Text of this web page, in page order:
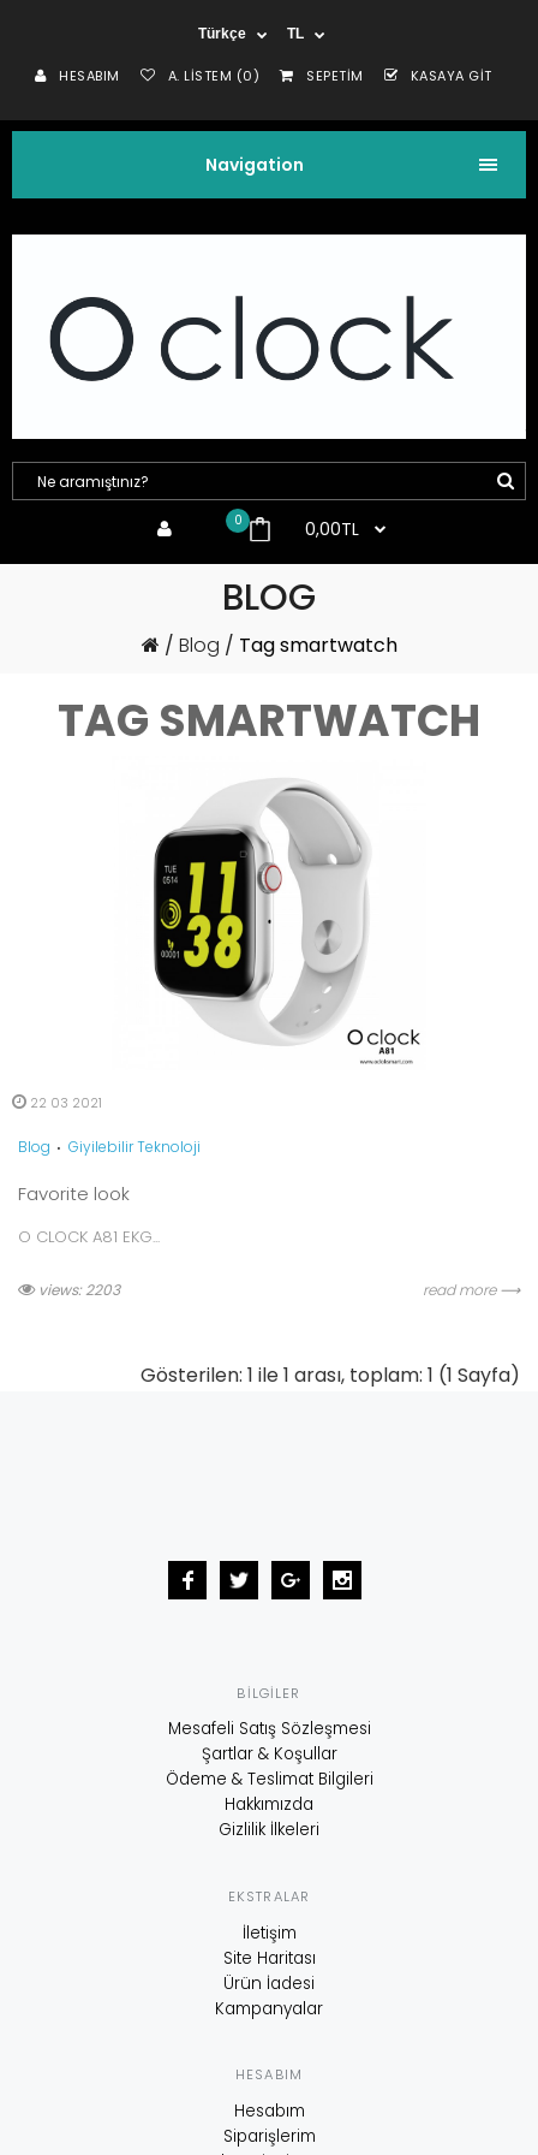
Türkçe TL
HESABIM A. LISTEM (0) SEPETIM KASAYA GIT
Navigation
0 0,00TL
BLOG
Blog Tag smartwatch
TAG SMARTWATCH
22 03 2021
Blog Giyilebilir Teknoloji
Favorite look
O CLOCK A81 EKG...
views: 2203 read more ⟶
Gösterilen: 1 ile 1 arası, toplam: 1 (1 Sayfa)
BILGILER
Mesafeli Satış Sözleşmesi
Şartlar & Koşullar
Ödeme & Teslimat Bilgileri
Hakkımızda
Gizlilik İlkeleri
EKSTRALAR
İletişim
Site Haritası
Ürün İadesi
Kampanyalar
HESABIM
Hesabım
Siparişlerim